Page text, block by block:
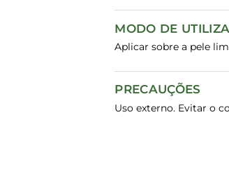
MODO DE
Aplicar sobre a pele
PRECAUÇÕES
Uso externo. Evitar o